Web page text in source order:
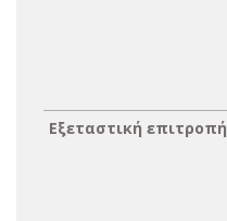
Εξεταστική επιτροπή